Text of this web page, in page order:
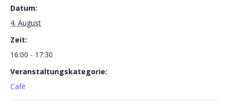
Datum:
4. August
Zeit:
16:00 - 17:30
Veranstaltungskategorie:
Café